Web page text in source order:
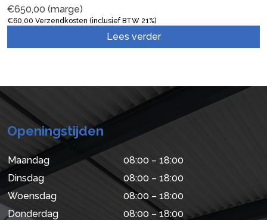
€650,00 (marge)
€60,00 Verzendkosten (inclusief BTW 21%)
Lees verder
Openingstijden
Maandag
08:00 – 18:00
Dinsdag
08:00 – 18:00
Woensdag
08:00 – 18:00
Donderdag
08:00 – 18:00